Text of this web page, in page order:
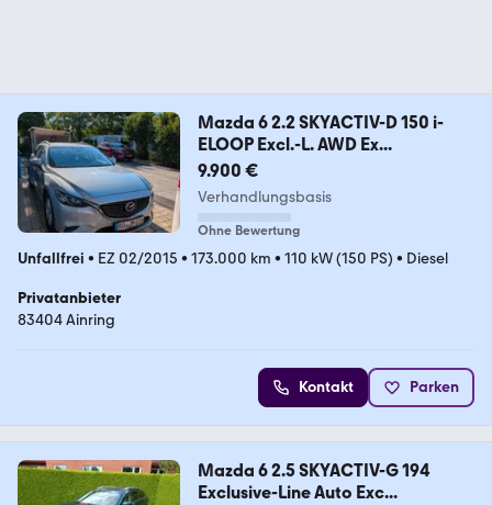
Mazda 6 2.2 SKYACTIV-D 150 i-
ELOOP Excl.-L. AWD Ex...
9.900 €
Verhandlungsbasis
Ohne Bewertung
Unfallfrei • EZ 02/2015 • 173.000 km • 110 kW (150 PS) • Diesel
Privatanbieter
83404 Ainring
Kontakt Parken
Mazda 6 2.5 SKYACTIV-G 194
Exclusive-Line Auto Exc...